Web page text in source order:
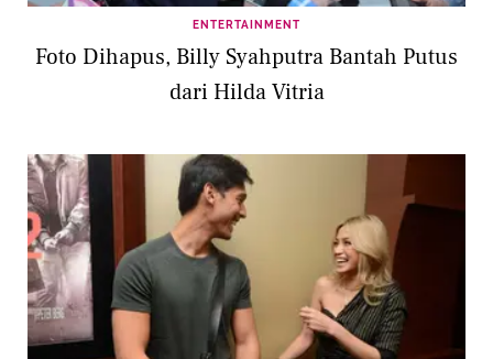
ENTERTAINMENT
Foto Dihapus, Billy Syahputra Bantah Putus
dari Hilda Vitria